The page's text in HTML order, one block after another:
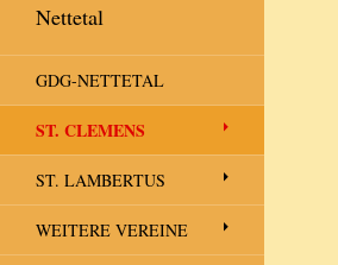
Nettetal
GDG-NETTETAL
ST. CLEMENS
ST. LAMBERTUS
WEITERE VEREINE